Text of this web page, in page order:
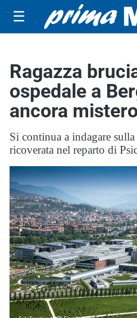
☰
Ragazza
ospedale a
ancora
Si continua a indagare
ricoverata nel reparto di